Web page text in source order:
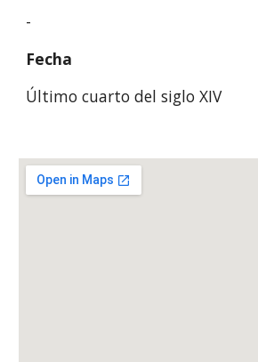
-
Fecha
Último cuarto del siglo XIV